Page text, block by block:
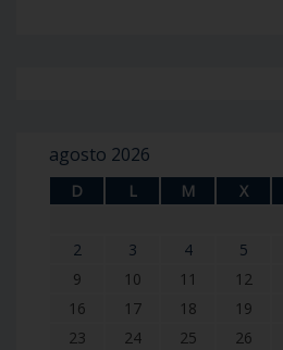
agosto 2026
D L M X
2
3 4 5
9
10 11 12
16
17 18 19
23
24 25 26